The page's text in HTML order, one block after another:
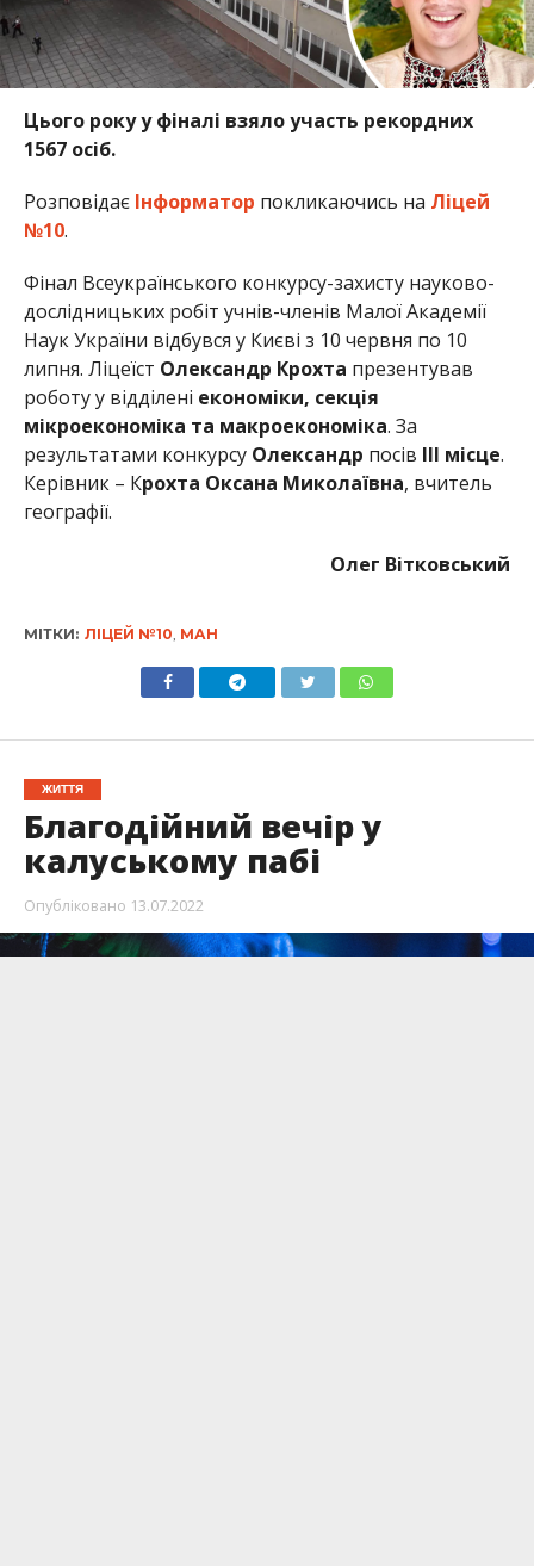
Цього року у фіналі взяло участь рекордних
1567 осіб.
Розповідає Інформатор покликаючись на Ліцей
№10.
Фінал Всеукраїнського конкурсу-захисту науково-
дослідницьких робіт учнів-членів Малої Академії
Наук України відбувся у Києві з 10 червня по 10
липня. Ліцеїст Олександр Крохта презентував
роботу у відділені економіки, секція
мікроекономіка та макроекономіка. За
результатами конкурсу Олександр посів ІІІ місце.
Керівник – Крохта Оксана Миколаївна, вчитель
географії.
Олег Вітковський
МІТКИ: ЛІЦЕЙ №10 МАН
ЖИТТЯ
Благодійний вечір у
калуському пабі
Опубліковано 13.07.2022